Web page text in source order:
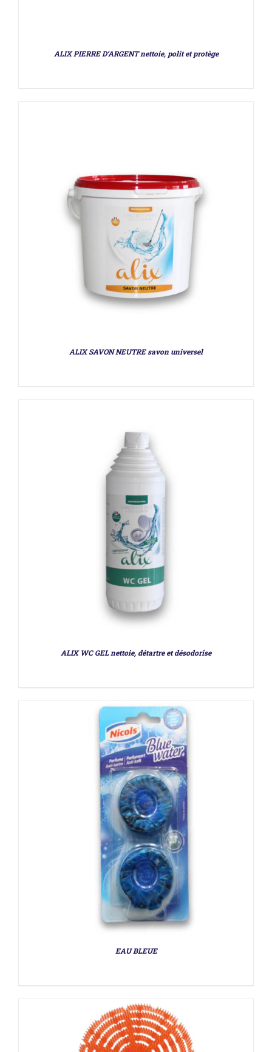
ALIX PIERRE D’ARGENT nettoie, polit et protège
ALIX SAVON NEUTRE savon universel
DÉTAILS
ALIX WC GEL nettoie, détartre et désodorise
DÉTAILS
EAU BLEUE